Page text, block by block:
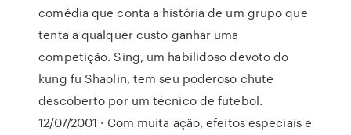
comédia que conta a história de um grupo que
tenta a qualquer custo ganhar uma
competição. Sing, um habilidoso devoto do
kung fu Shaolin, tem seu poderoso chute
descoberto por um técnico de futebol.
12/07/2001 · Com muita ação, efeitos especiais e